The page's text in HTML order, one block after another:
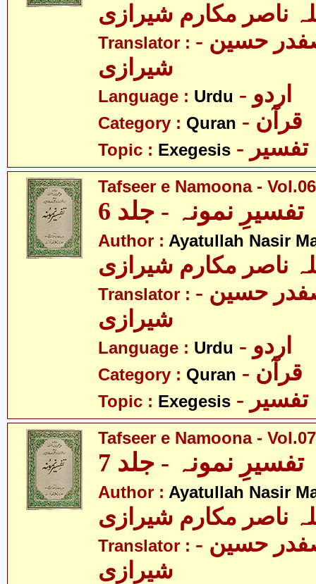
ناصر مکارم شیرازی
Translator : - مولانا سید صفدر حسین
شیرازی
Language : Urdu - اردو
Category : Quran - قرآن
Topic : Exegesis - تفسیر
Tafseer e Namoona - Vol.06
تفسیرِ نمونہ - جلد 6
Author : Ayatullah Nasir
ناصر مکارم شیرازی
Translator : - مولانا سید صفدر حسین
شیرازی
Language : Urdu - اردو
Category : Quran - قرآن
Topic : Exegesis - تفسیر
Tafseer e Namoona - Vol.07
تفسیرِ نمونہ - جلد 7
Author : Ayatullah Nasir
ناصر مکارم شیرازی
Translator : - مولانا سید صفدر حسین
شیرازی